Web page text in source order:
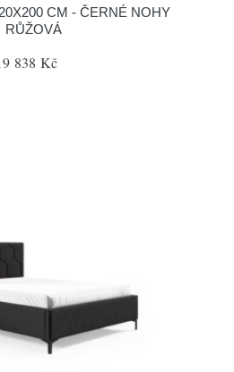
CM - ČERNÉ NOHY
RŮŽOVÁ
838 Kč